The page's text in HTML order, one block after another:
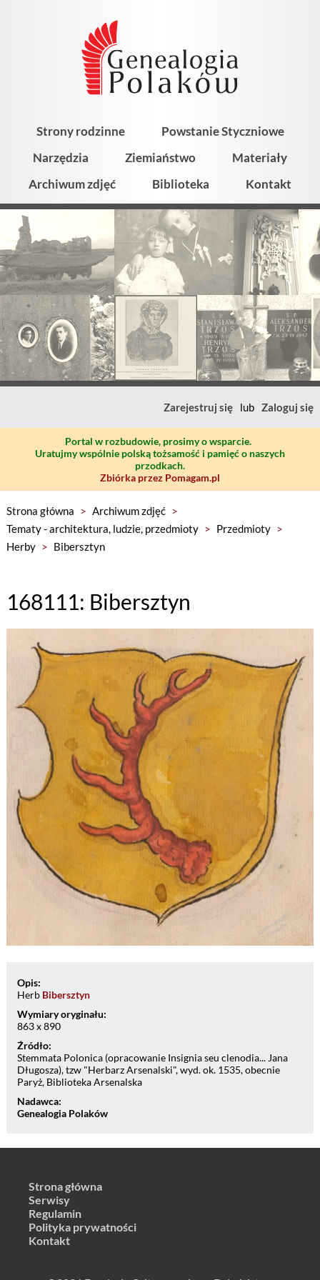
Strony rodzinne
Powstanie Styczniowe
Narzędzia
Ziemiaństwo
Materiały
Archiwum zdjęć
Biblioteka Kontakt
Zarejestruj się lub Zaloguj się
Portal w rozbudowie, prosimy o wsparcie.
Uratujmy wspólnie polską tożsamość i pamięć o naszych
przodkach.
Zbiórka przez Pomagam.pl
Strona główna > Archiwum zdjęć >
Tematy - architektura, ludzie, przedmioty > Przedmioty >
Herby > Bibersztyn
168111: Bibersztyn
Opis:
Herb Bibersztyn
Wymiary oryginału:
863 x 890
Źródło:
Stemmata Polonica (opracowanie Insignia seu clenodia... Jana
Długosza), tzw "Herbarz Arsenalski", wyd. ok. 1535, obecnie
Paryż, Biblioteka Arsenalska
Nadawca:
Genealogia Polaków
Strona główna
Serwisy
Regulamin
Polityka prywatności
Kontakt